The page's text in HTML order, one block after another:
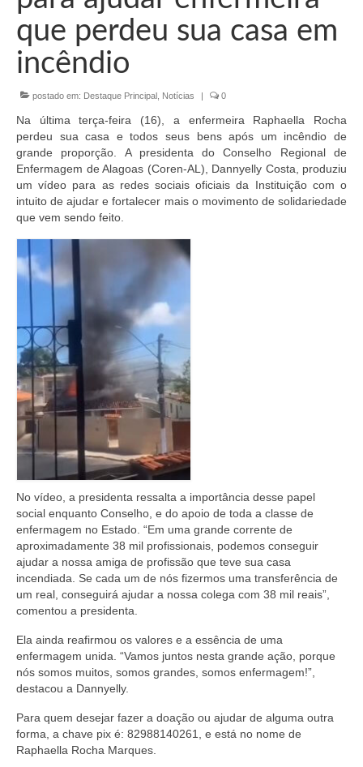
Conselheiros e Diretoria
Câmaras Técnicas
Carta de Serviços ao Cidadão
Governança
Transparência e Prestação de Contas
Eleições
Eleições Anteriores
Agenda do presidente
Editais e licitação
Eleições
Fiscalização
Responsabilidade Técnica
Legislações
Decisões
Portarias
Resoluções
Processos Éticos
Censura Pública
Suspensão do Exercício Profissional
que perdeu sua casa em
incêndio
postado em: Destaque Principal Notícias | 0
Na última terça-feira (16), a enfermeira Raphaella Rocha
perdeu sua casa e todos seus bens após um incêndio de
grande proporção. A presidenta do Conselho Regional de
Enfermagem de Alagoas (Coren-AL), Dannyelly Costa, produziu
um vídeo para as redes sociais oficiais da Instituição com o
intuito de ajudar e fortalecer mais o movimento de solidariedade
que vem sendo feito.
No vídeo, a presidenta ressalta a importância desse papel
social enquanto Conselho, e do apoio de toda a classe de
enfermagem no Estado. “Em uma grande corrente de
aproximadamente 38 mil profissionais, podemos conseguir
ajudar a nossa amiga de profissão que teve sua casa
incendiada. Se cada um de nós fizermos uma transferência de
um real, conseguirá ajudar a nossa colega com 38 mil reais”,
comentou a presidenta.
Ela ainda reafirmou os valores e a essência de uma
enfermagem unida. “Vamos juntos nesta grande ação, porque
nós somos muitos, somos grandes, somos enfermagem!”,
destacou a Dannyelly.
Para quem desejar fazer a doação ou ajudar de alguma outra
forma, a chave pix é: 82988140261, e está no nome de
Raphaella Rocha Marques.